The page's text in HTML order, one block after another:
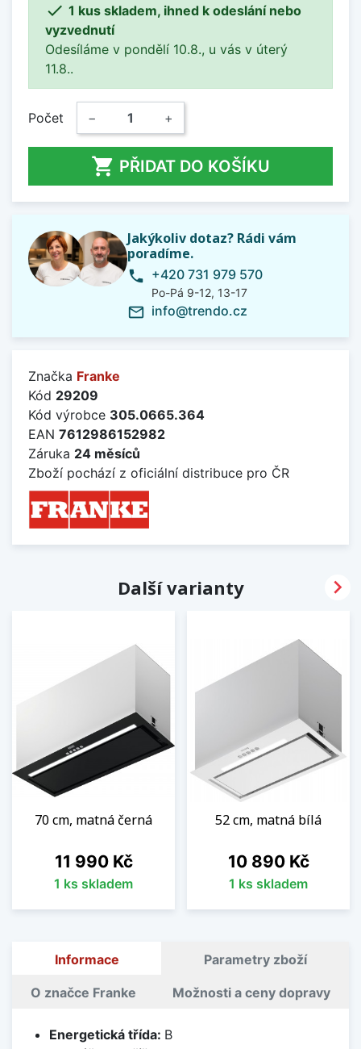
 1 kus skladem, ihned k odeslání nebo
vyzvednutí
Odesíláme v pondělí 10.8., u vás v úterý
11.8..
Počet − +
 PŘIDAT DO KOŠÍKU
Jakýkoliv dotaz? Rádi vám
poradíme.
phone +420 731 979 570
Po-Pá 9-12, 13-17
mail_outline info@trendo.cz
Značka Franke
Kód 29209
Kód výrobce 305.0665.364
EAN 7612986152982
Záruka 24 měsíců
Zboží pochází z oficiální distribuce pro ČR
Další varianty
70 cm, matná černá
Cena
11 990 Kč
1 ks skladem
52 cm, matná bílá
Cena
10 890 Kč
1 ks skladem

Informace Parametry zboží
O značce Franke Možnosti a ceny dopravy
Energetická třída: B